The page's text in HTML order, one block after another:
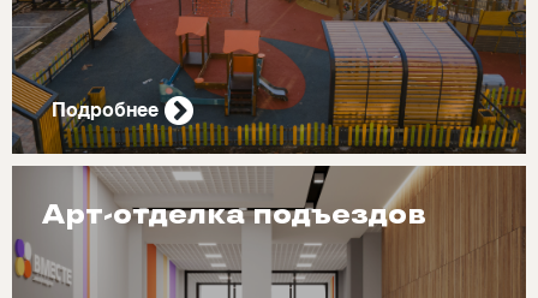
Подробнее
Арт-отделка подъездов